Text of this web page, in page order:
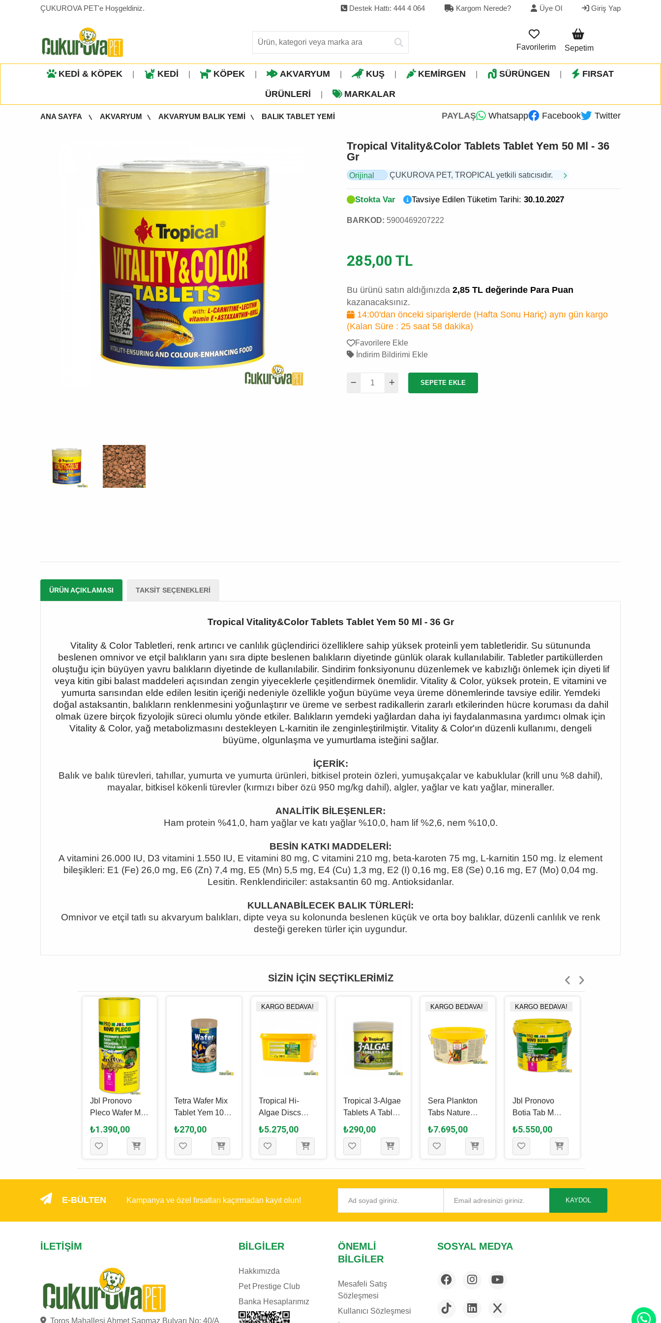
ÇUKUROVA PET'e Hoşgeldiniz. Destek Hattı: 444 4 064 Kargom Nerede? Üye Ol Giriş Yap
Favorilerim Sepetim
KEDİ & KÖPEK KEDİ KÖPEK AKVARYUM KUŞ KEMİRGEN SÜRÜNGEN FIRSAT
ÜRÜNLERI MARKALAR
ANA SAYFA AKVARYUM AKVARYUM BALIK YEMİ BALIK TABLET YEMİ PAYLAŞ Whatsapp Facebook Twitter
Tropical Vitality&Color Tablets Tablet Yem 50 Ml - 36
Gr
Orijinal
ÇUKUROVA PET, TROPICAL yetkili satıcısıdır.
Stokta Var Tavsiye Edilen Tüketim Tarihi: 30.10.2027
BARKOD: 5900469207222
285,00 TL
Bu ürünü satın aldığınızda 2,85 TL değerinde Para Puan
kazanacaksınız.
14:00'dan önceki siparişlerde (Hafta Sonu Hariç) aynı gün kargo
(Kalan Süre : 25 saat 58 dakika)
Favorilere Ekle
İndirim Bildirimi Ekle
SEPETE EKLE
ÜRÜN AÇIKLAMASI TAKSIT SEÇENEKLERI
Tropical Vitality&Color Tablets Tablet Yem 50 Ml - 36 Gr
Vitality & Color Tabletleri, renk artırıcı ve canlılık güçlendirici özelliklere sahip yüksek proteinli yem tabletleridir. Su sütununda
beslenen omnivor ve etçil balıkların yanı sıra dipte beslenen balıkların diyetinde günlük olarak kullanılabilir. Tabletler partiküllerden
oluştuğu için büyüyen yavru balıkların diyetinde de kullanılabilir. Sindirim fonksiyonunu düzenlemek ve kabızlığı önlemek için diyeti lif
veya kitin gibi balast maddeleri açısından zengin yiyeceklerle çeşitlendirmek önemlidir. Vitality & Color, yüksek protein, E vitamini ve
yumurta sarısından elde edilen lesitin içeriği nedeniyle özellikle yoğun büyüme veya üreme dönemlerinde tavsiye edilir. Yemdeki
doğal astaksantin, balıkların renklenmesini yoğunlaştırır ve üreme ve serbest radikallerin zararlı etkilerinden hücre koruması da dahil
olmak üzere birçok fizyolojik süreci olumlu yönde etkiler. Balıkların yemdeki yağlardan daha iyi faydalanmasına yardımcı olmak için
Vitality & Color, yağ metabolizmasını destekleyen L-karnitin ile zenginleştirilmiştir. Vitality & Color'ın düzenli kullanımı, dengeli
büyüme, olgunlaşma ve yumurtlama isteğini sağlar.
İÇERİK:
Balık ve balık türevleri, tahıllar, yumurta ve yumurta ürünleri, bitkisel protein özleri, yumuşakçalar ve kabuklular (krill unu %8 dahil),
mayalar, bitkisel kökenli türevler (kırmızı biber özü 950 mg/kg dahil), algler, yağlar ve katı yağlar, mineraller.
ANALİTİK BİLEŞENLER:
Ham protein %41,0, ham yağlar ve katı yağlar %10,0, ham lif %2,6, nem %10,0.
BESİN KATKI MADDELERİ:
A vitamini 26.000 IU, D3 vitamini 1.550 IU, E vitamini 80 mg, C vitamini 210 mg, beta-karoten 75 mg, L-karnitin 150 mg. İz element
bileşikleri: E1 (Fe) 26,0 mg, E6 (Zn) 7,4 mg, E5 (Mn) 5,5 mg, E4 (Cu) 1,3 mg, E2 (I) 0,16 mg, E8 (Se) 0,16 mg, E7 (Mo) 0,04 mg.
Lesitin. Renklendiriciler: astaksantin 60 mg. Antioksidanlar.
KULLANABİLECEK BALIK TÜRLERİ:
Omnivor ve etçil tatlı su akvaryum balıkları, dipte veya su kolonunda beslenen küçük ve orta boy balıklar, düzenli canlılık ve renk
desteği gereken türler için uygundur.
SIZIN İÇIN SEÇTIKLERIMIZ
Jbl Pronovo
Pleco Wafer M
Tablet Yem 1000
Ml - 530 Gr
₺1.390,00
Tetra Wafer Mix
Tablet Yem 100
Ml - 48 Gr
₺270,00
KARGO BEDAVA!
Tropical Hi-
Algae Discs
Tablet Yem 3 L -
1.5 Kg
₺5.275,00
Tropical 3-Algae
Tablets A Tablet
Yem 50 Ml - 36
Gr
₺290,00
KARGO BEDAVA!
Sera Plankton
Tabs Nature
Tablet Yem 2.2 L
- 1.3 Kg
₺7.695,00
KARGO BEDAVA!
Jbl Pronovo
Botia Tab M
Tablet Yem 5.5 L
- 2900 Gr
₺5.550,00
E-BÜLTEN Kampanya ve özel fırsatları kaçırmadan kayıt olun! KAYDOL
İLETIŞIM
Toros Mahallesi Ahmet Sapmaz Bulvarı No: 40/A
BILGILER
Hakkımızda
Pet Prestige Club
Banka Hesaplarımız
ÖNEMLI
BILGILER
Mesafeli Satış
Sözleşmesi
Kullanıcı Sözleşmesi
SOSYAL MEDYA